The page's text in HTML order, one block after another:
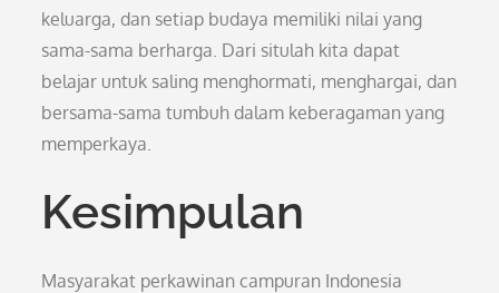
keluarga, dan setiap budaya memiliki nilai yang
sama-sama berharga. Dari situlah kita dapat
belajar untuk saling menghormati, menghargai, dan
bersama-sama tumbuh dalam keberagaman yang
memperkaya.
Kesimpulan
Masyarakat perkawinan campuran Indonesia